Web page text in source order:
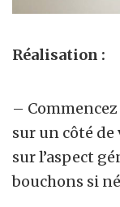
Réalisation :
–
sur un côté de
sur l’aspect
bouchons si